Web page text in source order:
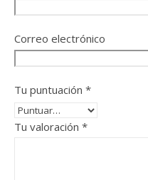
Correo electrónico
Tu puntuación *
Tu valoración *